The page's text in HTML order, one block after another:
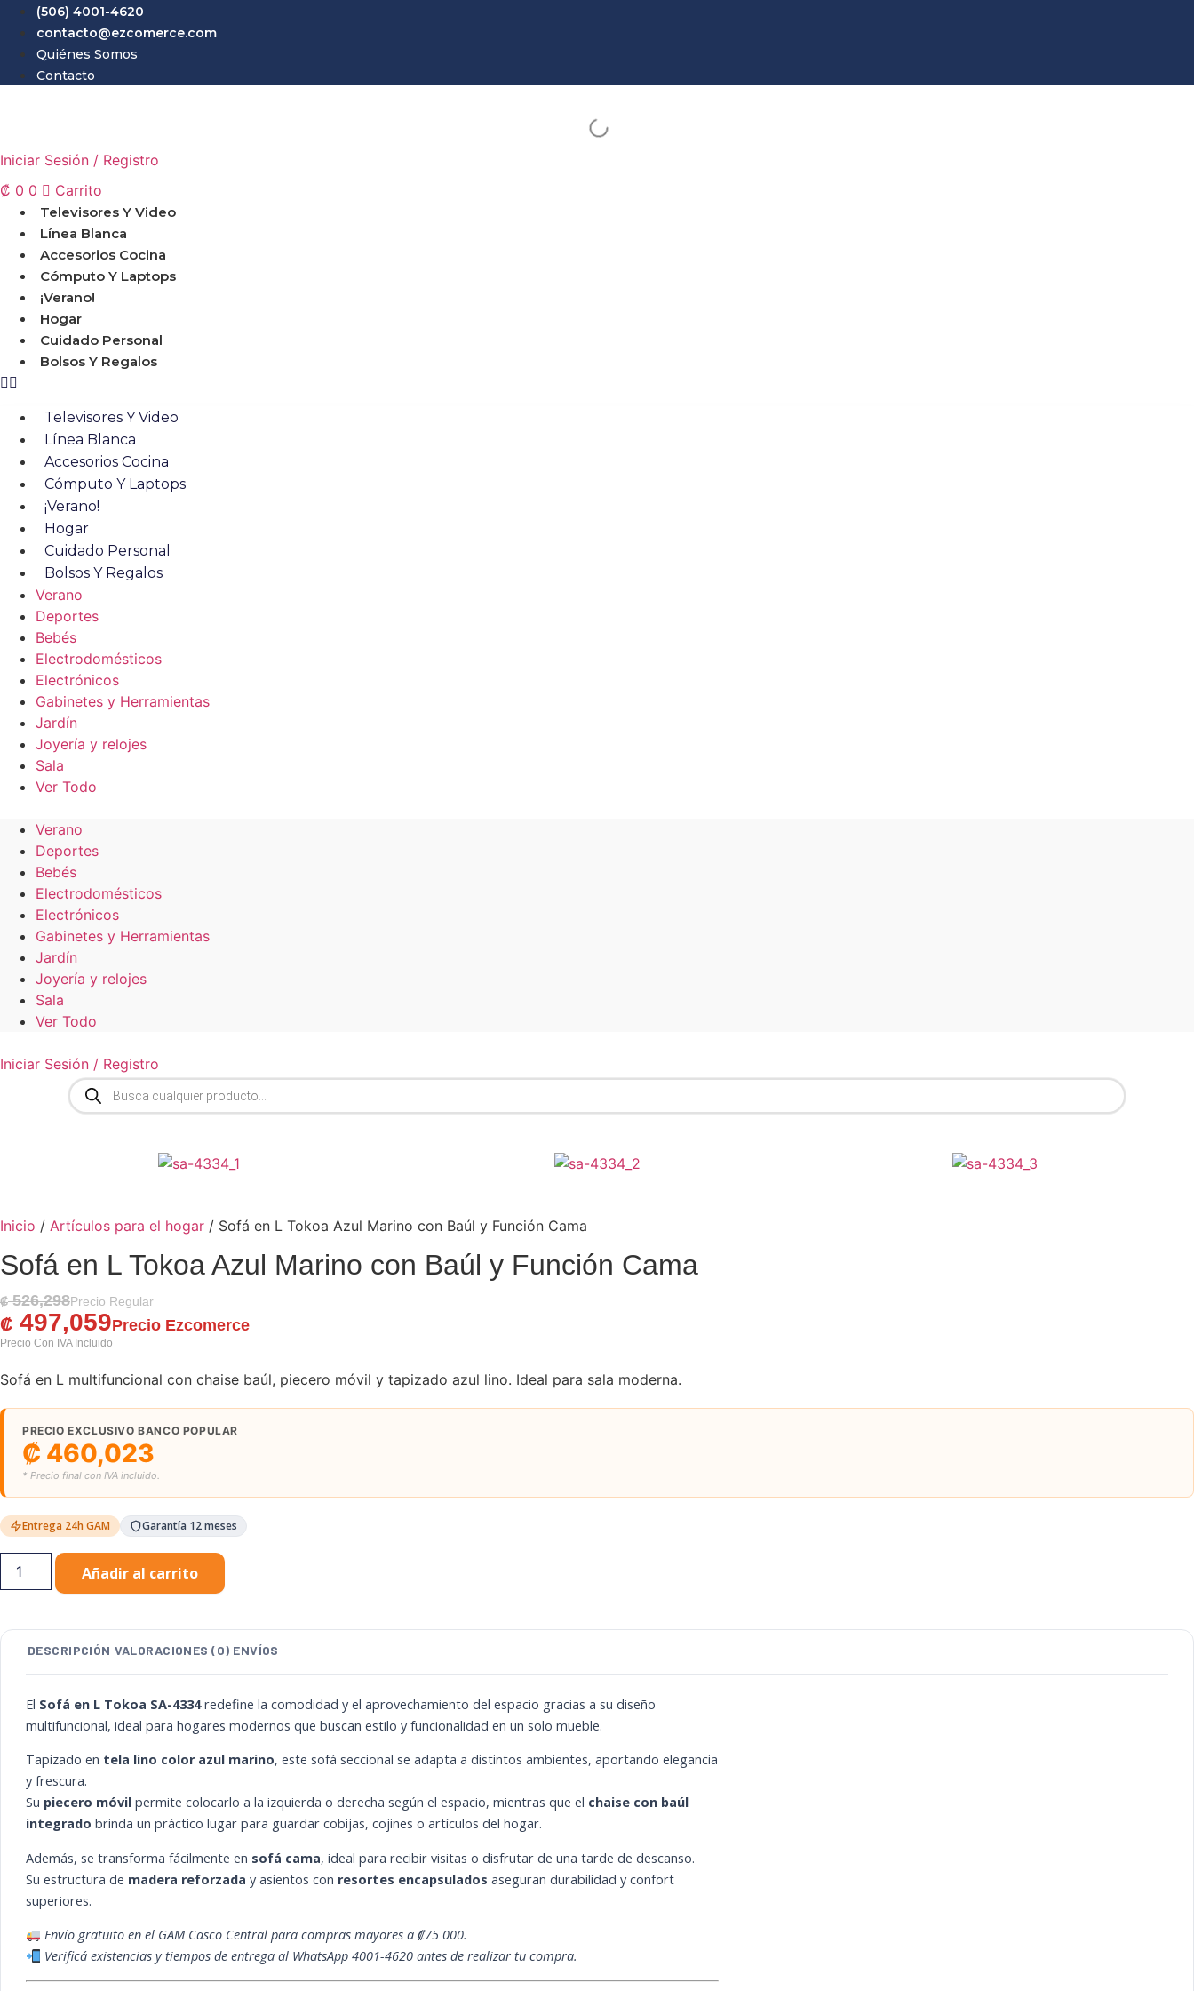
contenido
(506) 4001-4620
contacto@ezcomerce.com
Quiénes Somos
Contacto
Iniciar Sesión / Registro
₡ 0 0 Carrito
Televisores Y Video
Línea Blanca
Accesorios Cocina
Cómputo Y Laptops
¡Verano!
Hogar
Cuidado Personal
Bolsos Y Regalos
Televisores Y Video
Línea Blanca
Accesorios Cocina
Cómputo Y Laptops
¡Verano!
Hogar
Cuidado Personal
Bolsos Y Regalos
Verano
Deportes
Bebés
Electrodomésticos
Electrónicos
Gabinetes y Herramientas
Jardín
Joyería y relojes
Sala
Ver Todo
Verano
Deportes
Bebés
Electrodomésticos
Electrónicos
Gabinetes y Herramientas
Jardín
Joyería y relojes
Sala
Ver Todo
Iniciar Sesión / Registro
Búsqueda
de
productos
Inicio / Artículos para el hogar / Sofá en L Tokoa Azul Marino con Baúl y Función Cama
Sofá en L Tokoa Azul Marino con Baúl y Función Cama
₡526,298
El Precio Original Era: ₡ 526,298.
₡ 497,059
El Precio Actual Es: ₡ 497,059.
Sofá en L multifuncional con chaise baúl, piecero móvil y tapizado azul lino. Ideal para sala moderna.
PRECIO EXCLUSIVO BANCO POPULAR
₡ 460,023
* Precio final con IVA incluido.
Entrega 24h GAM Garantía 12 meses
Sofá
L
Marino
Cama
Añadir al carrito
DESCRIPCIÓN VALORACIONES (0) ENVÍOS
El Sofá en L Tokoa SA-4334redefine la comodidad y el aprovechamiento del espacio gracias a su diseño
multifuncional, ideal para hogares modernos que buscan estilo y funcionalidad en un solo mueble.
Tapizado en tela lino color azul marino, este sofá seccional se adapta a distintos ambientes, aportando elegancia
y frescura.
Su piecero móvil permite colocarlo a la izquierda o derecha según el espacio, mientras que el chaise con baúl
integrado brinda un práctico lugar para guardar cobijas, cojines o artículos del hogar.
Además, se transforma fácilmente en sofá cama, ideal para recibir visitas o disfrutar de una tarde de descanso.
Su estructura de madera reforzada y asientos con resortes encapsulados aseguran durabilidad y confort
superiores.
Envío gratuito en el GAM Casco Central para compras mayores a ₡75 000.
Verificá existencias y tiempos de entrega al WhatsApp 4001-4620 antes de realizar tu compra.